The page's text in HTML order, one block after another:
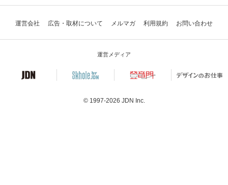
運営会社 広告・取材について メルマガ 利用規約 お問い合わせ
運営メディア
© 1997-2026 JDN Inc.